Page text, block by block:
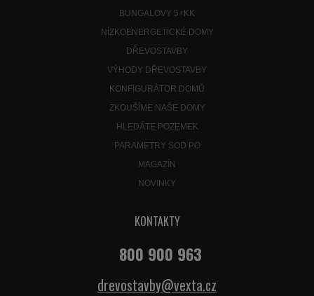
BUNGALOVY 5+KK
NÍZKOENERGETICKÉ DOMY
DŘEVOSTAVBY
VÝHODY DŘEVOSTAVBY
KONFIGURÁTOR DOMŮ
ZKOUŠÍME NAŠE DOMY
HLEDÁTE POZEMEK
PARAMETRY SOD PO
MAGAZÍN
NOVINKY
KONTAKTY
800 900 963
drevostavby@vexta.cz